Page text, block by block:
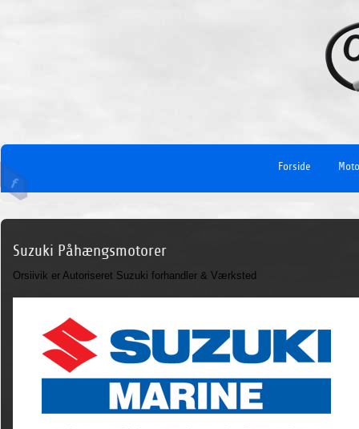
Forside
Suzuki Påhængsmotorer
Orsiivik er Autoriseret Suzuki forhandler & Værksted